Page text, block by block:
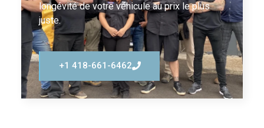
longévité de votre véhicule au prix le plus
juste.
+1 418-661-6462